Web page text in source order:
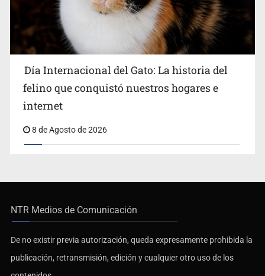
Día Internacional del Gato: La historia del
felino que conquistó nuestros hogares e
internet
8 de Agosto de 2026
NTR Medios de Comunicación
De no existir previa autorización, queda expresamente prohibida la
publicación, retransmisión, edición y cualquier otro uso de los